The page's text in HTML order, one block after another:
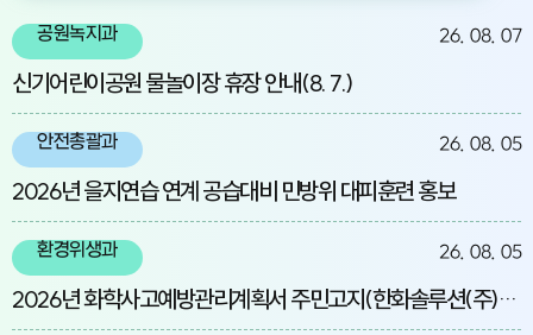
공원녹지과
신기어린이공원 물놀이장 휴장 안내(8. 7.)
26. 08. 07
안전총괄과
2026년 을지연습 연계 공습대비 민방위 대피훈련 홍보
26. 08. 05
환경위생과
2026년 화학사고예방관리계획서 주민고지(한화솔루션(주)울산2공장)
26. 08. 05